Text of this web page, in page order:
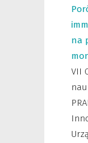
na
VII